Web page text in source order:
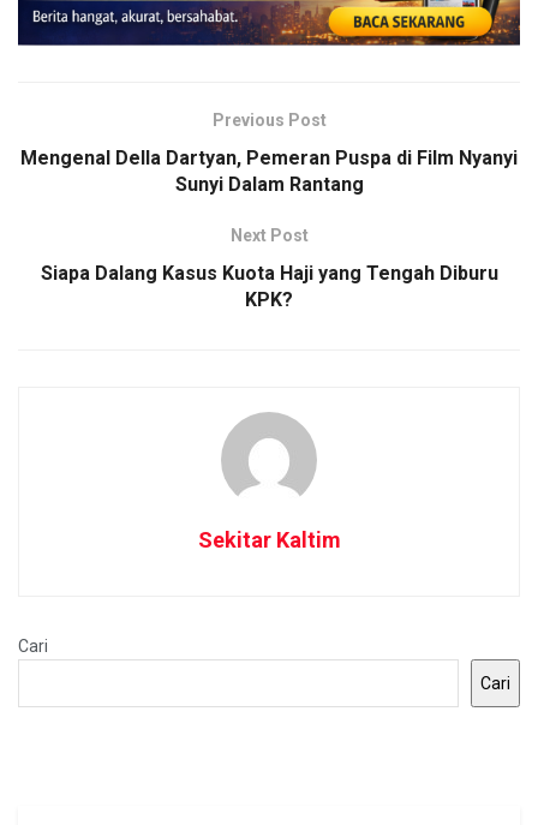
Previous Post
Mengenal Della Dartyan, Pemeran Puspa di Film Nyanyi
Sunyi Dalam Rantang
Next Post
Siapa Dalang Kasus Kuota Haji yang Tengah Diburu
KPK?
Sekitar Kaltim
Cari
Cari